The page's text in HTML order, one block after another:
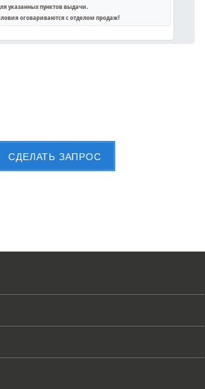
указанных пунктов выдачи.
оговариваются с отделом продаж!
CДЕЛАТЬ ЗАПРОС